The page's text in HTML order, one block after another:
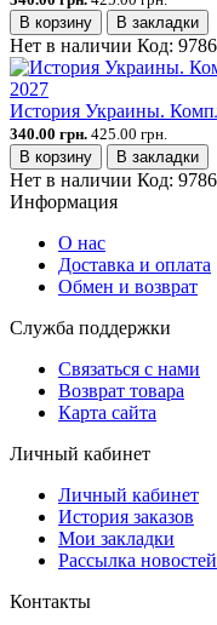
В корзину
В закладки
Нет в наличии Код:
История Украины.
340.00 грн. 425.00 грн.
В корзину
В закладки
Нет в наличии Код:
Информация
О нас
Доставка и оплата
Обмен и возврат
Служба поддержки
Связаться с нами
Возврат товара
Карта сайта
Личный кабинет
Личный кабинет
История заказов
Мои закладки
Рассылка новостей
Контакты